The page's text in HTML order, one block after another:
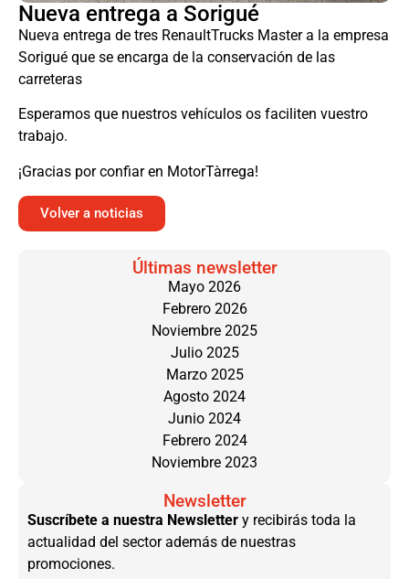
Nueva entrega a Sorigué
Nueva entrega de tres RenaultTrucks Master a la empresa
Sorigué que se encarga de la conservación de las
carreteras
Esperamos que nuestros vehículos os faciliten vuestro
trabajo.
¡Gracias por confiar en MotorTàrrega!
Volver a noticias
Últimas newsletter
Mayo 2026
Febrero 2026
Noviembre 2025
Julio 2025
Marzo 2025
Agosto 2024
Junio 2024
Febrero 2024
Noviembre 2023
Newsletter
Suscríbete a nuestra Newsletter y recibirás toda la
actualidad del sector además de nuestras
promociones.